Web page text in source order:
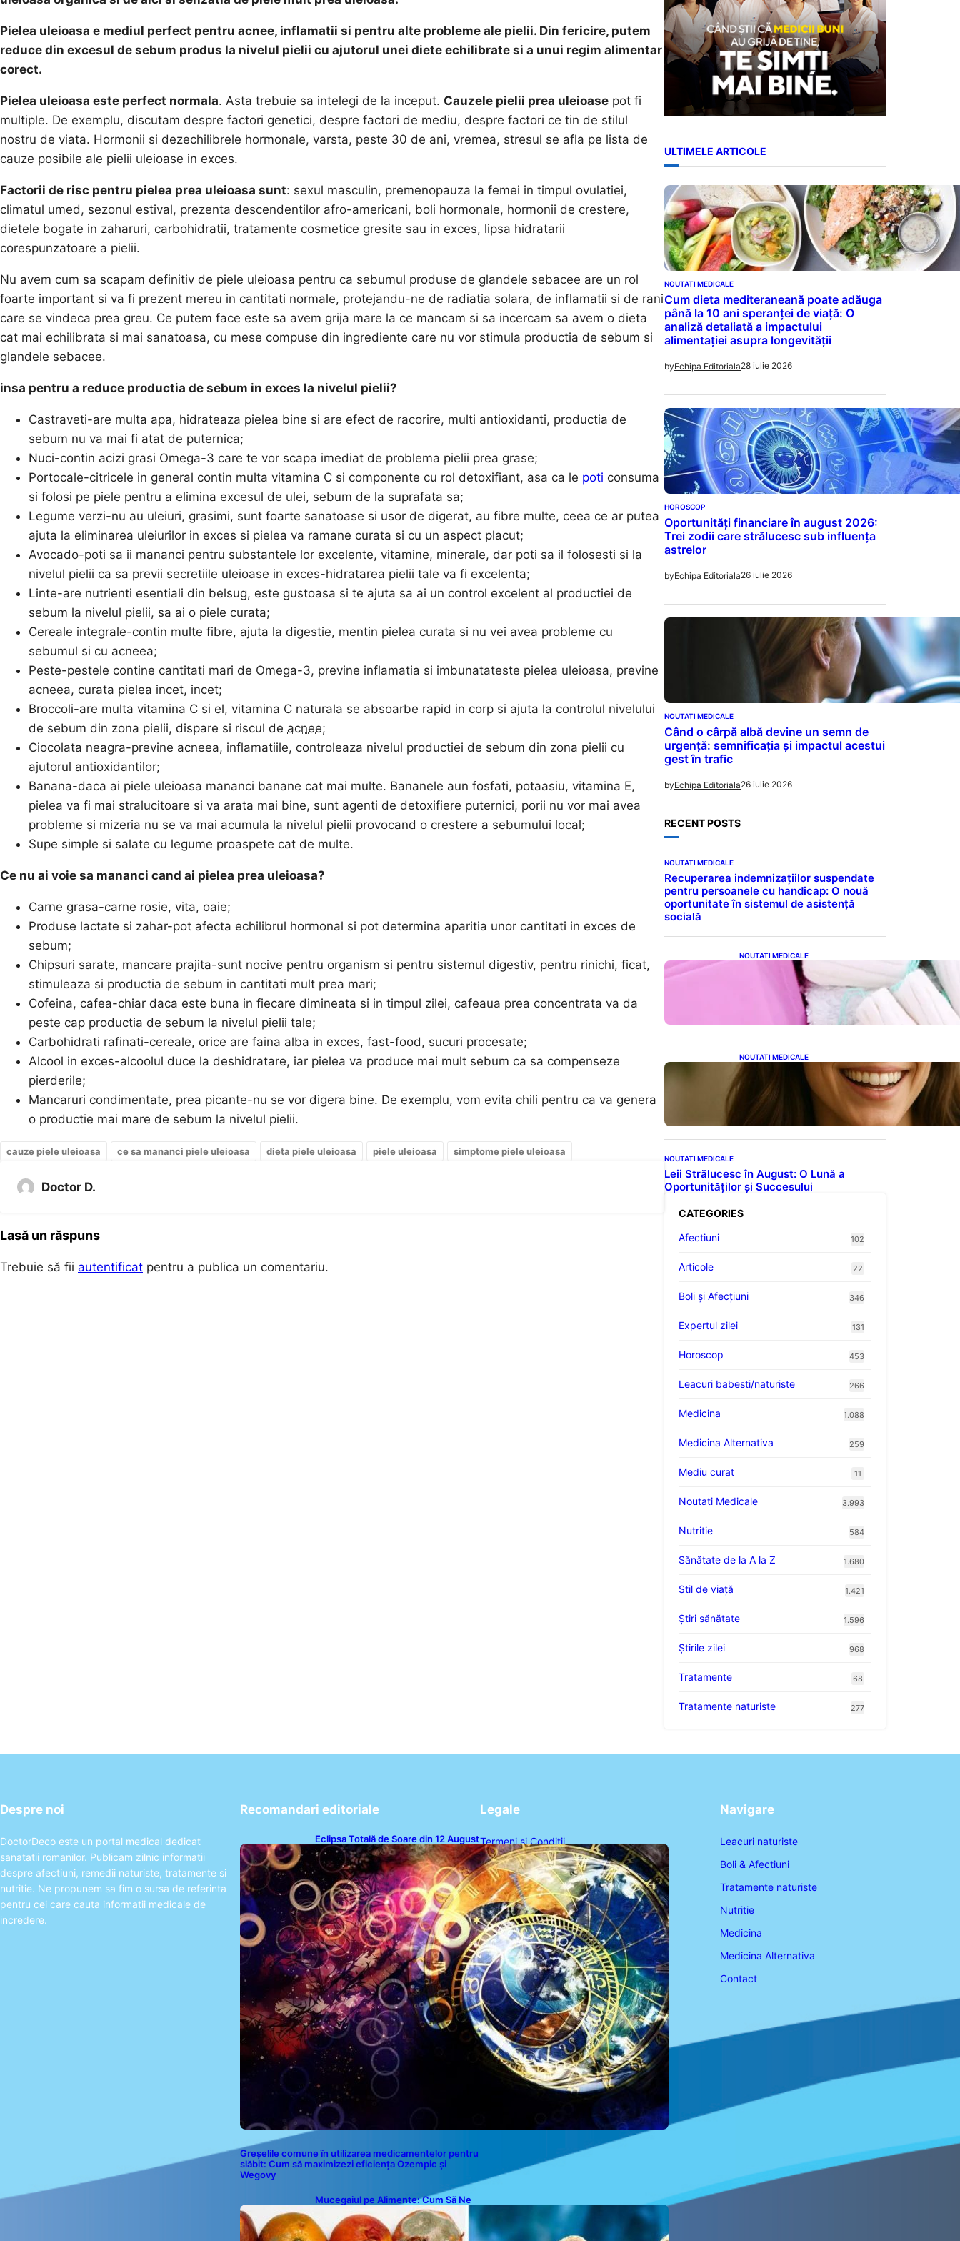
Pielea uleioasa e mediul perfect pentru acnee, inflamatii si pentru alte probleme ale pielii. Din fericire, putem
reduce din excesul de sebum produs la nivelul pielii cu ajutorul unei diete echilibrate si a unui regim alimentar
corect.
Pielea uleioasa este perfect normala. Asta trebuie sa intelegi de la inceput. Cauzele pielii prea uleioase pot fi
multiple. De exemplu, discutam despre factori genetici, despre factori de mediu, despre factori ce tin de stilul
nostru de viata. Hormonii si dezechilibrele hormonale, varsta, peste 30 de ani, vremea, stresul se afla pe lista de
cauze posibile ale pielii uleioase in exces.
Factorii de risc pentru pielea prea uleioasa sunt: sexul masculin, premenopauza la femei in timpul ovulatiei,
climatul umed, sezonul estival, prezenta descendentilor afro-americani, boli hormonale, hormonii de crestere,
dietele bogate in zaharuri, carbohidratii, tratamente cosmetice gresite sau in exces, lipsa hidratarii
corespunzatoare a pielii.
Nu avem cum sa scapam definitiv de piele uleioasa pentru ca sebumul produse de glandele sebacee are un rol
foarte important si va fi prezent mereu in cantitati normale, protejandu-ne de radiatia solara, de inflamatii si de rani
care se vindeca prea greu. Ce putem face este sa avem grija mare la ce mancam si sa incercam sa avem o dieta
cat mai echilibrata si mai sanatoasa, cu mese compuse din ingrediente care nu vor stimula productia de sebum si
glandele sebacee.
insa pentru a reduce productia de sebum in exces la nivelul pielii?
Castraveti-are multa apa, hidrateaza pielea bine si are efect de racorire, multi antioxidanti, productia de
sebum nu va mai fi atat de puternica;
Nuci-contin acizi grasi Omega-3 care te vor scapa imediat de problema pielii prea grase;
Portocale-citricele in general contin multa vitamina C si componente cu rol detoxifiant, asa ca le poti consuma
si folosi pe piele pentru a elimina excesul de ulei, sebum de la suprafata sa;
Legume verzi-nu au uleiuri, grasimi, sunt foarte sanatoase si usor de digerat, au fibre multe, ceea ce ar putea
ajuta la eliminarea uleiurilor in exces si pielea va ramane curata si cu un aspect placut;
Avocado-poti sa ii mananci pentru substantele lor excelente, vitamine, minerale, dar poti sa il folosesti si la
nivelul pielii ca sa previi secretiile uleioase in exces-hidratarea pielii tale va fi excelenta;
Linte-are nutrienti esentiali din belsug, este gustoasa si te ajuta sa ai un control excelent al productiei de
sebum la nivelul pielii, sa ai o piele curata;
Cereale integrale-contin multe fibre, ajuta la digestie, mentin pielea curata si nu vei avea probleme cu
sebumul si cu acneea;
Peste-pestele contine cantitati mari de Omega-3, previne inflamatia si imbunatateste pielea uleioasa, previne
acneea, curata pielea incet, incet;
Broccoli-are multa vitamina C si el, vitamina C naturala se absoarbe rapid in corp si ajuta la controlul nivelului
de sebum din zona pielii, dispare si riscul de acnee;
Ciocolata neagra-previne acneea, inflamatiile, controleaza nivelul productiei de sebum din zona pielii cu
ajutorul antioxidantilor;
Banana-daca ai piele uleioasa mananci banane cat mai multe. Bananele aun fosfati, potaasiu, vitamina E,
pielea va fi mai stralucitoare si va arata mai bine, sunt agenti de detoxifiere puternici, porii nu vor mai avea
probleme si mizeria nu se va mai acumula la nivelul pielii provocand o crestere a sebumului local;
Supe simple si salate cu legume proaspete cat de multe.
Ce nu ai voie sa mananci cand ai pielea prea uleioasa?
Carne grasa-carne rosie, vita, oaie;
Produse lactate si zahar-pot afecta echilibrul hormonal si pot determina aparitia unor cantitati in exces de
sebum;
Chipsuri sarate, mancare prajita-sunt nocive pentru organism si pentru sistemul digestiv, pentru rinichi, ficat,
stimuleaza si productia de sebum in cantitati mult prea mari;
Cofeina, cafea-chiar daca este buna in fiecare dimineata si in timpul zilei, cafeaua prea concentrata va da
peste cap productia de sebum la nivelul pielii tale;
Carbohidrati rafinati-cereale, orice are faina alba in exces, fast-food, sucuri procesate;
Alcool in exces-alcoolul duce la deshidratare, iar pielea va produce mai mult sebum ca sa compenseze
pierderile;
Mancaruri condimentate, prea picante-nu se vor digera bine. De exemplu, vom evita chili pentru ca va genera
o productie mai mare de sebum la nivelul pielii.
cauze piele uleioasa ce sa mananci piele uleioasa dieta piele uleioasa piele uleioasa simptome piele uleioasa
Doctor D.
Lasă un răspuns
Trebuie să fii autentificat pentru a publica un comentariu.
ULTIMELE ARTICOLE
NOUTATI MEDICALE
Cum dieta mediteraneană poate adăuga
până la 10 ani speranței de viață: O
analiză detaliată a impactului
alimentației asupra longevității
byEchipa Editoriala28 iulie 2026
HOROSCOP
Oportunități financiare în august 2026:
Trei zodii care strălucesc sub influența
astrelor
byEchipa Editoriala26 iulie 2026
NOUTATI MEDICALE
Când o cârpă albă devine un semn de
urgență: semnificația și impactul acestui
gest în trafic
byEchipa Editoriala26 iulie 2026
RECENT POSTS
NOUTATI MEDICALE
Recuperarea indemnizațiilor suspendate
pentru persoanele cu handicap: O nouă
oportunitate în sistemul de asistență
socială
NOUTATI MEDICALE
Tampoanele menstruale: O
analiză profundă a riscurilor
legate de metale toxice
NOUTATI MEDICALE
Ceaiul – Băutura care
protejează inima:
Descoperiri recente despre
beneficiile consumului zilnic
NOUTATI MEDICALE
Leii Strălucesc în August: O Lună a
Oportunităților și Succesului
CATEGORIES
Afectiuni
102
Articole 22
Boli și Afecțiuni 346
Expertul zilei 131
Horoscop 453
Leacuri babesti/naturiste 266
Medicina 1.088
Medicina Alternativa 259
Mediu curat 11
Noutati Medicale 3.993
Nutritie 584
Sănătate de la A la Z 1.680
Stil de viaţă 1.421
Ştiri sănătate 1.596
Știrile zilei 968
Tratamente 68
Tratamente naturiste 277
Despre noi
DoctorDeco este un portal medical dedicat
sanatatii romanilor. Publicam zilnic informatii
despre afectiuni, remedii naturiste, tratamente si
nutritie. Ne propunem sa fim o sursa de referinta
pentru cei care cauta informatii medicale de
incredere.
Recomandari editoriale
Eclipsa Totală de Soare din 12 August
2026: O Analiză a Impactului asupra
Trei Zodii și a Ciclului de 18 Ani
Greșelile comune în utilizarea medicamentelor pentru
slăbit: Cum să maximizezi eficiența Ozempic și
Wegovy
Mucegaiul pe Alimente: Cum Să Ne
Legale
Termeni și Condiții
Politica de Confidențialitate
Politica de Cookies
Disclaimer
Contact
Navigare
Leacuri naturiste
Boli & Afectiuni
Tratamente naturiste
Nutritie
Medicina
Medicina Alternativa
Contact